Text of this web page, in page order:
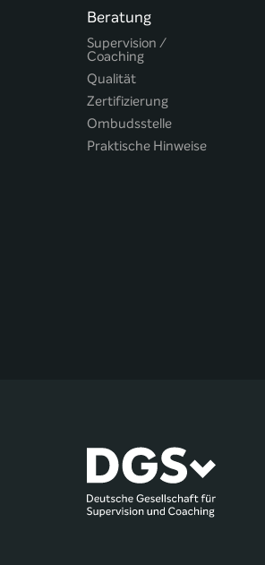
Beratung
Supervision /
Coaching
Qualität
Zertifizierung
Ombudsstelle
Praktische Hinweise